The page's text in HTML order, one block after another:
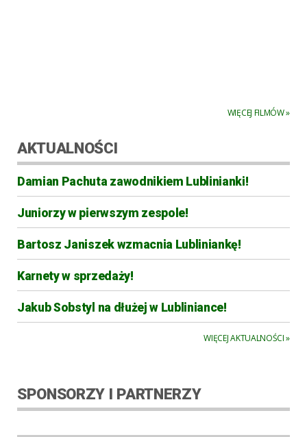
WIĘCEJ FILMÓW »
AKTUALNOŚCI
Damian Pachuta zawodnikiem Lublinianki!
Juniorzy w pierwszym zespole!
Bartosz Janiszek wzmacnia Lubliniankę!
Karnety w sprzedaży!
Jakub Sobstyl na dłużej w Lubliniance!
WIĘCEJ AKTUALNOŚCI »
SPONSORZY I PARTNERZY